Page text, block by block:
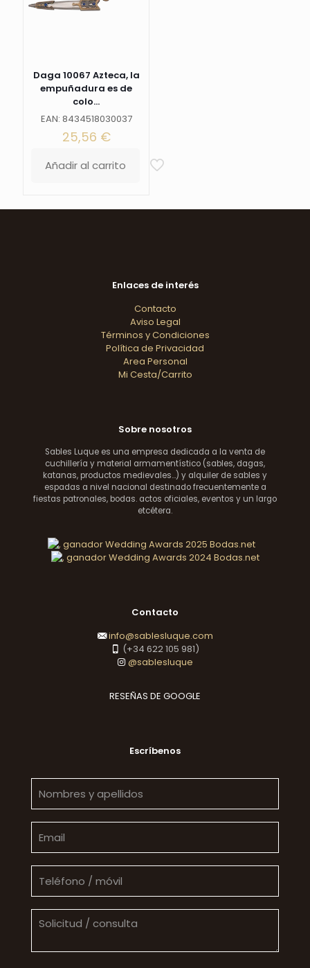
dorado.
Daga 10067 Azteca, la
empuñadura es de
colo...
EAN: 8434518030037
25,56 €
Añadir al carrito
Enlaces de interés
Contacto
Aviso Legal
Términos y Condiciones
Política de Privacidad
Area Personal
Mi Cesta/Carrito
Sobre nosotros
Sables Luque es una empresa dedicada a la venta de
cuchillería y material armamentístico (sables, dagas,
katanas, productos medievales...) y alquiler de sables y
espadas a nivel nacional destinado frecuentemente a
fiestas patronales, bodas. actos oficiales, eventos y un largo
etcétera.
Contacto
info@sablesluque.com
(+34 622 105 981)
@sablesluque
RESEÑAS DE GOOGLE
Escríbenos